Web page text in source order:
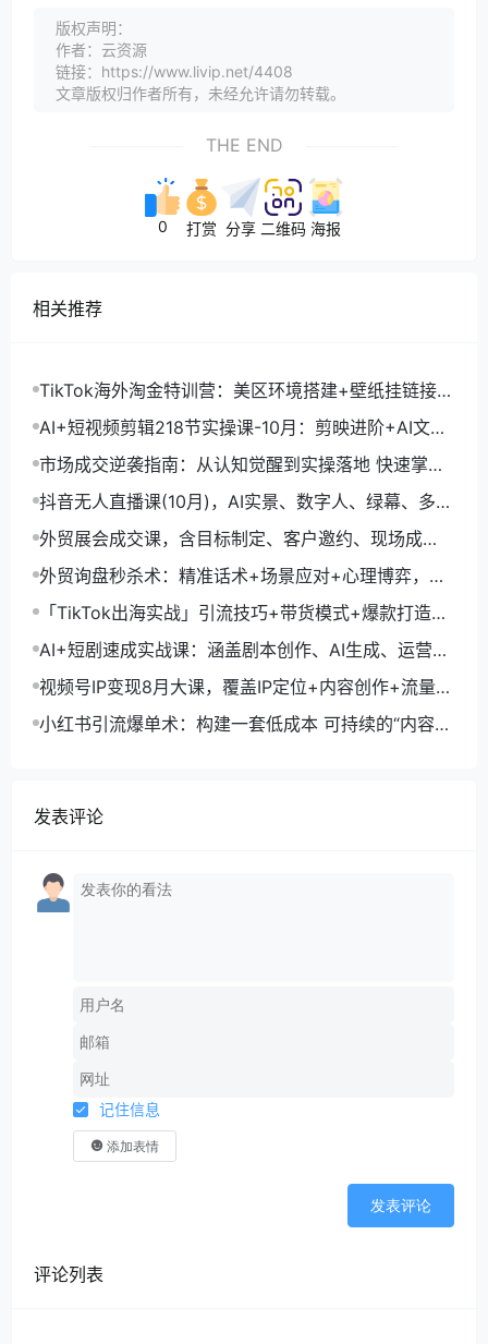
版权声明：
作者：云资源
链接：https://www.livip.net/4408
文章版权归作者所有，未经允许请勿转载。
THE END
0 打赏 分享 二维码 海报
相关推荐
TikTok海外淘金特训营：美区环境搭建+壁纸挂链接
+剪映数字人，月入1.5万
AI+短视频剪辑218节实操课-10月：剪映进阶+AI文案
生成+账号运营，月入2万
市场成交逆袭指南：从认知觉醒到实操落地 快速掌握
市场开拓与成交核心能力
抖音无人直播课(10月)，AI实景、数字人、绿幕、多种
玩法、24小时自动盈利
外贸展会成交课，含目标制定、客户邀约、现场成
交，系统化SOP提升参展ROI
外贸询盘秒杀术：精准话术+场景应对+心理博弈，单
月询盘转化率提升200%
「TikTok出海实战」引流技巧+带货模式+爆款打造，
单月变现10万+秘籍
AI+短剧速成实战课：涵盖剧本创作、AI生成、运营变
现，单部剧收益破万
视频号IP变现8月大课，覆盖IP定位+内容创作+流量获
取+合规运营+商业转化
小红书引流爆单术：构建一套低成本 可持续的“内容-
发表评论
记住信息
添加表情
发表评论
评论列表